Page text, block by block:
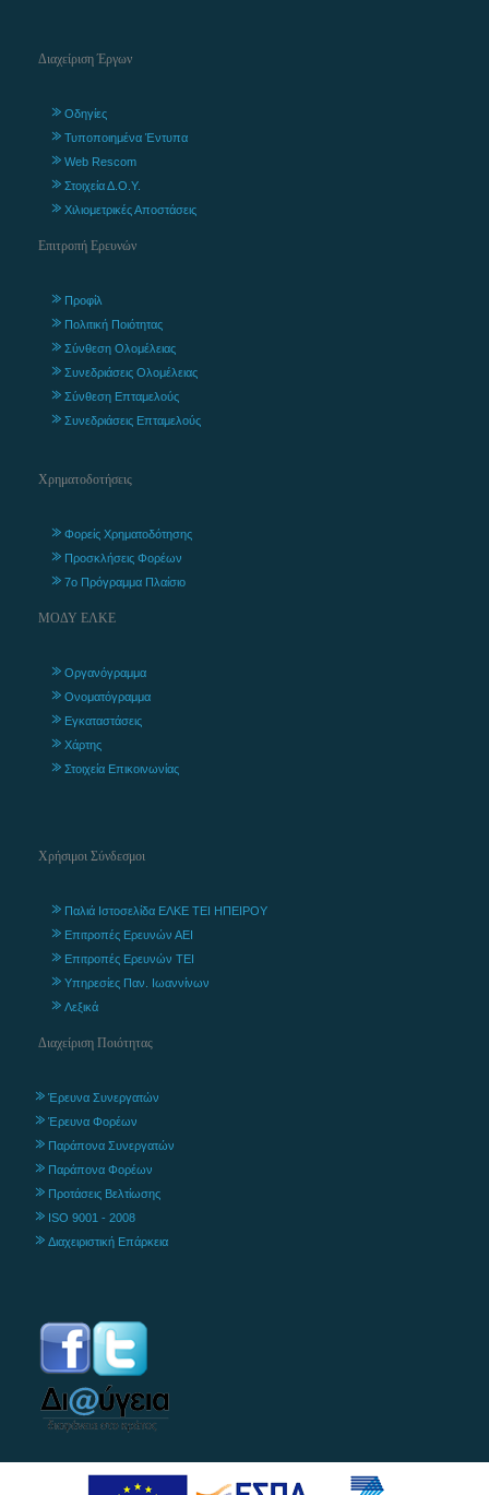
Διαχείριση Έργων
Οδηγίες
Τυποποιημένα Έντυπα
Web Rescom
Στοιχεία Δ.Ο.Υ.
Χιλιομετρικές Αποστάσεις
Επιτροπή Ερευνών
Προφίλ
Πολιτική Ποιότητας
Σύνθεση Ολομέλειας
Συνεδριάσεις Ολομέλειας
Σύνθεση Επταμελούς
Συνεδριάσεις Επταμελούς
Χρηματοδοτήσεις
Φορείς Χρηματοδότησης
Προσκλήσεις Φορέων
7ο Πρόγραμμα Πλαίσιο
ΜΟΔΥ ΕΛΚΕ
Οργανόγραμμα
Ονοματόγραμμα
Εγκαταστάσεις
Χάρτης
Στοιχεία Επικοινωνίας
Χρήσιμοι Σύνδεσμοι
Παλιά Ιστοσελίδα ΕΛΚΕ ΤΕΙ ΗΠΕΙΡΟΥ
Επιτροπές Ερευνών ΑΕΙ
Επιτροπές Ερευνών ΤΕΙ
Υπηρεσίες Παν. Ιωαννίνων
Λεξικά
Διαχείριση Ποιότητας
Έρευνα Συνεργατών
Έρευνα Φορέων
Παράπονα Συνεργατών
Παράπονα Φορέων
Προτάσεις Βελτίωσης
ISO 9001 - 2008
Διαχειριστική Επάρκεια